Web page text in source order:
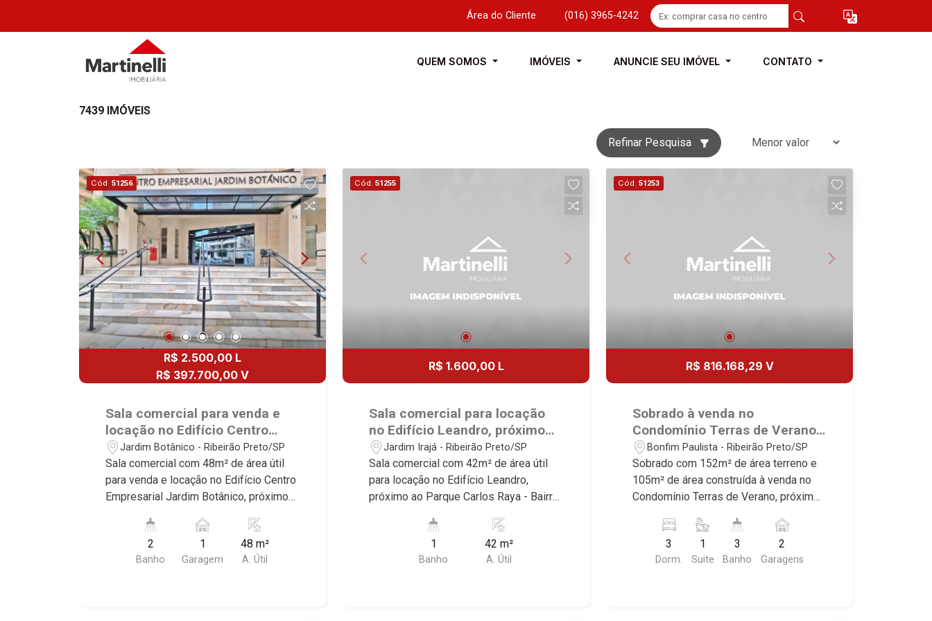
Área do Cliente (016) 3965-4242
QUEM SOMOS IMÓVEIS ANUNCIE SEU IMÓVEL CONTATO
7439 IMÓVEIS
Refinar Pesquisa
Cód. 51256
R$ 2.500,00 L
R$ 397.700,00 V
Sala comercial para venda e
locação no Edifício Centro
Empresarial Jardim Botânico,
próximo ao Parque Carlos Raya
- Ribeirão Preto/SP.
Jardim Botânico - Ribeirão Preto/SP
Sala comercial com 48m² de área útil
para venda e locação no Edifício Centro
Empresarial Jardim Botânico, próximo
Botânico, Ribeirão Preto/SP. Conheça
as características deste imóvel que a
Martinelli Imobiliária selecionou para
2
Banho
1
Garagem
48 m²
A. Útil
Cód. 51255
R$ 1.600,00 L
Sala comercial para locação
no Edifício Leandro, próximo
ao Parque Carlos Raya -
Ribeirão Preto/SP.
Jardim Irajá - Ribeirão Preto/SP
Sala comercial com 42m² de área útil
para locação no Edifício Leandro,
próximo ao Parque Carlos Raya - Bairro
Conheça as características deste
imóvel que a Martinelli Imobiliária
selecionou para você: - 42m² de área
1
Banho
42 m²
A. Útil
Cód. 51253
R$ 816.168,29 V
Sobrado à venda no
Condomínio Terras de Verano,
próximo ao Quinta dos Ventos
- Ribeirão Preto/SP.
Bonfim Paulista - Ribeirão Preto/SP
Sobrado com 152m² de área terreno e
105m² de área construída à venda no
Condomínio Terras de Verano, próximo
Paulista, Ribeirão Preto/SP. Conheça as
características deste imóvel que a
Martinelli Imobiliária selecionou para
3
Dorm.
1
Suite
3
Banho
2
Garagens